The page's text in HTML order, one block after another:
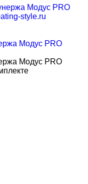
Модус PRO
Модус PRO